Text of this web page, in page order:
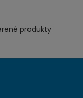
produkty